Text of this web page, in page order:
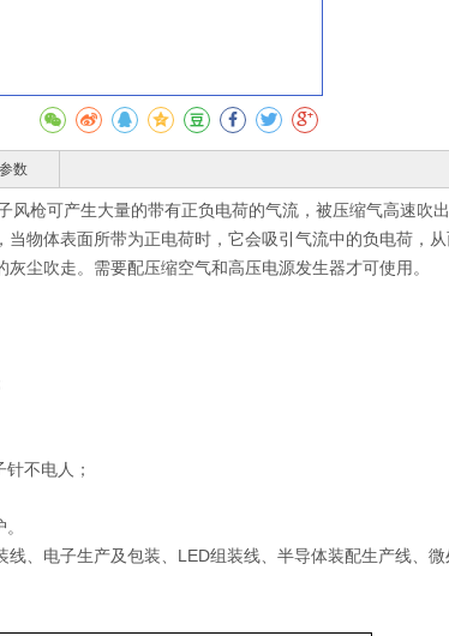
数
风枪可产生大量的带有正负电荷的气流，被压缩气高速
当物体表面所带为正电荷时，它会吸引气流中的负电荷，
尘吹走。需要配压缩空气和高压电源发生器才可使用。
不电人；
线、电子生产及包装、LED组装线、半导体装配生产线、微